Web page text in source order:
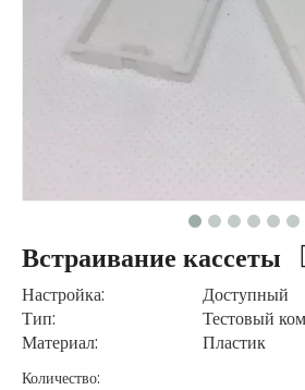
Встраивание кассеты
Настройка:
Доступный
Тип:
Тестовый
Материал:
Пластик
Количество: